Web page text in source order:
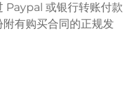
Paypal 或银行转账付款
有购买合同的正规发